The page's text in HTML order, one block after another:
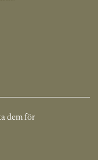
dem för